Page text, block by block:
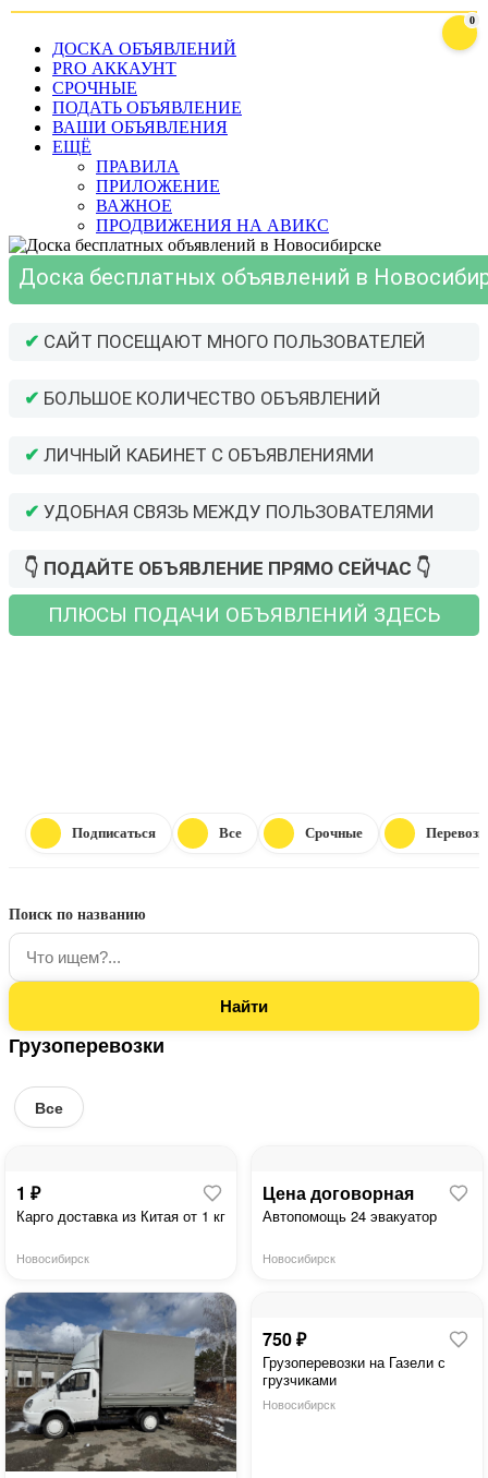
ДОСКА ОБЪЯВЛЕНИЙ
PRO АККАУНТ
СРОЧНЫЕ
ПОДАТЬ ОБЪЯВЛЕНИЕ
ВАШИ ОБЪЯВЛЕНИЯ
ЕЩЁ
ПРАВИЛА
ПРИЛОЖЕНИЕ
ВАЖНОЕ
ПРОДВИЖЕНИЯ НА АВИКС
0
Доска бесплатных объявлений в
✔ САЙТ ПОСЕЩАЮТ МНОГО ПОЛЬЗОВАТЕЛЕЙ
✔ БОЛЬШОЕ КОЛИЧЕСТВО ОБЪЯВЛЕНИЙ
✔ ЛИЧНЫЙ КАБИНЕТ С ОБЪЯВЛЕНИЯМИ
✔ УДОБНАЯ СВЯЗЬ МЕЖДУ ПОЛЬЗОВАТЕЛЯМИ
👇 ПОДАЙТЕ ОБЪЯВЛЕНИЕ ПРЯМО СЕЙЧАС 👇
ПЛЮСЫ ПОДАЧИ ОБЪЯВЛЕНИЙ ЗДЕСЬ
ПОДАТЬ
ДОСКА
Подписаться Все Срочные
Поиск по названию
Грузоперевозки
Все
1 ₽
Карго доставка из Китая от 1 кг
Новосибирск
Цена договорная
Автопомощь 24 эвакуатор
Новосибирск
750 ₽
Грузоперевозки на Газели с
грузчиками
Новосибирск